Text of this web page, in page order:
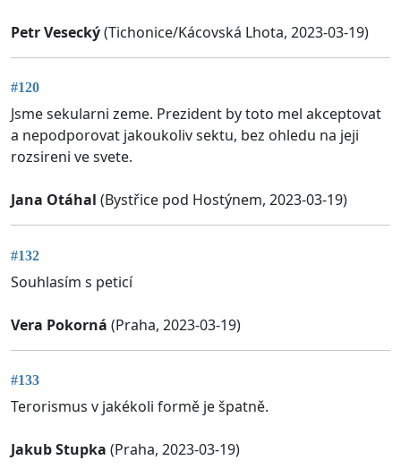
Petr Vesecký(Tichonice/Kácovská Lhota, 2023-03-19)
#120
Jsme sekularni zeme. Prezident by toto mel akceptovat
a nepodporovat jakoukoliv sektu, bez ohledu na jeji
rozsireni ve svete.
Jana Otáhal (Bystřice pod Hostýnem, 2023-03-19)
#132
Souhlasím s peticí
Vera Pokorná (Praha, 2023-03-19)
#133
Terorismus v jakékoli formě je špatně.
Jakub Stupka (Praha, 2023-03-19)